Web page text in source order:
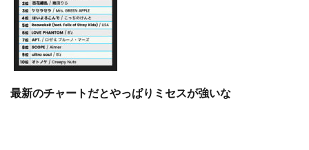
最新のチャートだとやっぱりミセスが強いな